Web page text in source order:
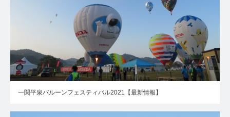
一関平泉バルーンフェスティバル2021【最新情報】